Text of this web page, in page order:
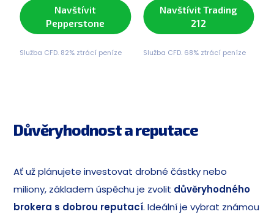
Navštívit
Pepperstone
Služba CFD. 82% ztrácí peníze
Navštívit Trading
212
Služba CFD. 68% ztrácí peníze
Důvěryhodnost a reputace
Ať už plánujete investovat drobné částky nebo
miliony, základem úspěchu je zvolit důvěryhodného
brokera s dobrou reputací. Ideální je vybrat známou